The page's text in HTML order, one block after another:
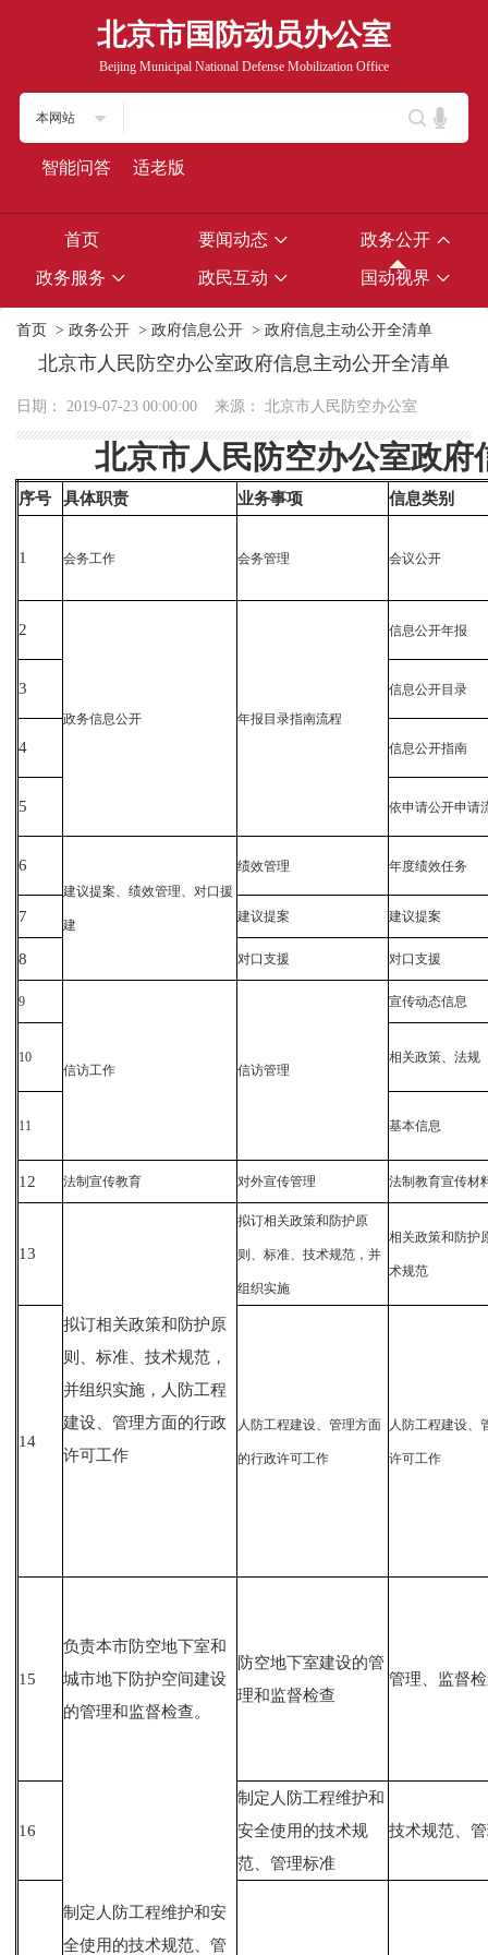
北京市国防动员办公室
Beijing Municipal National Defense Mobilization Office
本网站
智能问答 适老版
首页 要闻动态 政务公开
政务服务 政民互动 国动视界
首页 > 政务公开 > 政府信息公开 > 政府信息主动公开全清单
北京市人民防空办公室政府信息主动公开全清单
日期： 2019-07-23 00:00:00 来源： 北京市人民防空办公室
北京市人民防空办公室政府
序号 具体职责 业务事项 信息类别
1 会务工作 会务管理 会议公开
2
政务信息公开 年报目录指南流程
信息公开年报
3 信息公开目录
4 信息公开指南
5 依申请公开申请
6
建议提案、绩效管理、对口援
建
绩效管理 年度绩效任务
7 建议提案 建议提案
8 对口支援 对口支援
9
信访工作 信访管理
宣传动态信息
10 相关政策、法规
11 基本信息
12 法制宣传教育 对外宣传管理 法制教育宣传材
13
拟订相关政策和防护原
则、标准、技术规范，
并组织实施，人防工程
建设、管理方面的行政
许可工作
拟订相关政策和防护原
则、标准、技术规范，并
组织实施
相关政策和防护
术规范
14
人防工程建设、管理方面
的行政许可工作
人防工程建设、
许可工作
15
负责本市防空地下室和
城市地下防护空间建设
的管理和监督检查。
防空地下室建设的管
理和监督检查
管理、监督
16
制定人防工程维护和安
全使用的技术规范、管
制定人防工程维护和
安全使用的技术规
范、管理标准
技术规范、